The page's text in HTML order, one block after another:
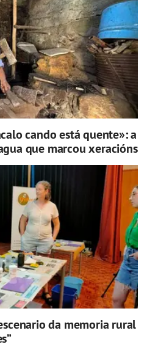
cando está quente»: a
que marcou xeracións
da memoria rural